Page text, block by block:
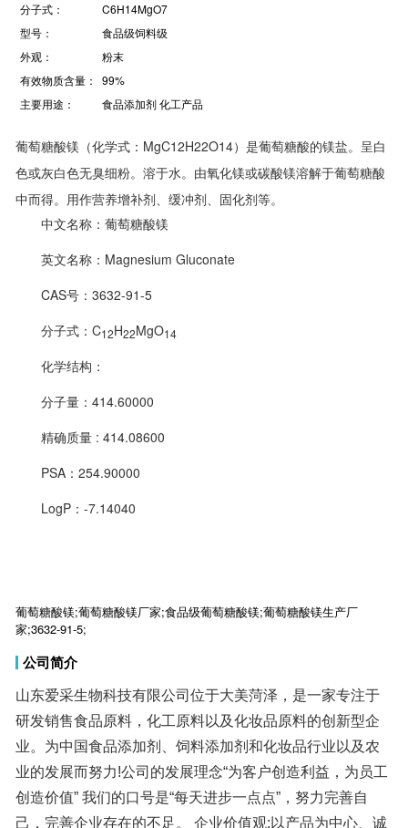
分子式：
C6H14MgO7
型号：
食品级饲料级
外观：
粉末
有效物质含量：
99%
主要用途：
食品添加剂 化工产品
葡萄糖酸镁（化学式：MgC12H22O14）是葡萄糖酸的镁盐。呈白
色或灰白色无臭细粉。溶于水。由氧化镁或碳酸镁溶解于葡萄糖酸
中而得。用作营养增补剂、缓冲剂、固化剂等。
中文名称：葡萄糖酸镁
英文名称：Magnesium Gluconate
CAS号：3632-91-5
分子式：C12H22MgO14
化学结构：
分子量：414.60000
精确质量 : 414.08600
PSA：254.90000
LogP：-7.14040
葡萄糖酸镁;葡萄糖酸镁厂家;食品级葡萄糖酸镁;葡萄糖酸镁生产厂
家;3632-91-5;
公司简介
山东爱采生物科技有限公司位于大美菏泽，是一家专注于
研发销售食品原料，化工原料以及化妆品原料的创新型企
业。为中国食品添加剂、饲料添加剂和化妆品行业以及农
业的发展而努力!公司的发展理念“为客户创造利益，为员工
创造价值” 我们的口号是“每天进步一点点”，努力完善自
己，完善企业存在的不足。 企业价值观:以产品为中心、诚